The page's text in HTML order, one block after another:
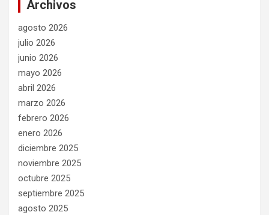
Archivos
agosto 2026
julio 2026
junio 2026
mayo 2026
abril 2026
marzo 2026
febrero 2026
enero 2026
diciembre 2025
noviembre 2025
octubre 2025
septiembre 2025
agosto 2025